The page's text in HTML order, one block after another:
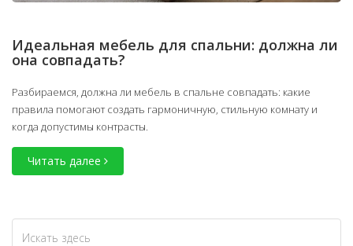
Идеальная мебель для спальни: должна ли
она совпадать?
Разбираемся, должна ли мебель в спальне совпадать: какие
правила помогают создать гармоничную, стильную комнату и
когда допустимы контрасты.
Читать далее